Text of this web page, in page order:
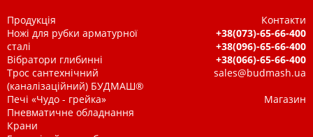
Продукція
Ножі для рубки арматурної
сталі
Вібратори глибинні
Трос сантехнічний
(каналізаційний) БУДМАШ®
Печі «Чудо - грейка»
Пневматичне обладнання
Крани
Контакти
+38(073)-65-66-400
+38(096)-65-66-400
+38(066)-65-66-400
sales@budmash.ua
Магазин